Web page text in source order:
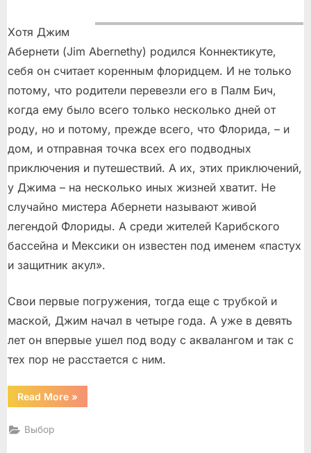
Хотя Джим
Абернети (Jim Abernethy) родился Коннектикуте,
себя он считает коренным флоридцем. И не только
потому, что родители перевезли его в Палм Бич,
когда ему было всего только несколько дней от
роду, но и потому, прежде всего, что Флорида, – и
дом, и отправная точка всех его подводных
приключения и путешествий. А их, этих приключений,
у Джима – на несколько иных жизней хватит. Не
случайно мистера Абернети называют живой
легендой Флориды. А среди жителей Карибского
бассейна и Мексики он известен под именем «пастух
и защитник акул».
Свои первые погружения, тогда еще с трубкой и
маской, Джим начал в четыре года. А уже в девять
лет он впервые ушел под воду с аквалангом и так с
тех пор не расстается с ним.
Read More“Джим
Абернети
»
Выбор